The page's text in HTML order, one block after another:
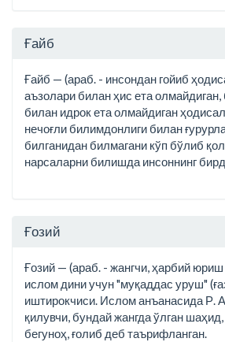
Ғайб
Ғайб — (араб. - инсондан гойиб
аъзолари билан ҳис ета
билан идрок ета олмайдиган
нечоғли билимдонлиги билан
билганидан билмагани кўп бўлиб
нарсаларни билишда инсоннинг
Ғозий
Ғозий — (араб. - жангчи, ҳарбий
ислом дини учун "муқаддас уруш"
иштирокчиси. Ислом анъанасида Р.
қилувчи, бундай жангда ўлган
бегуноҳ, ғолиб деб таърифланган.